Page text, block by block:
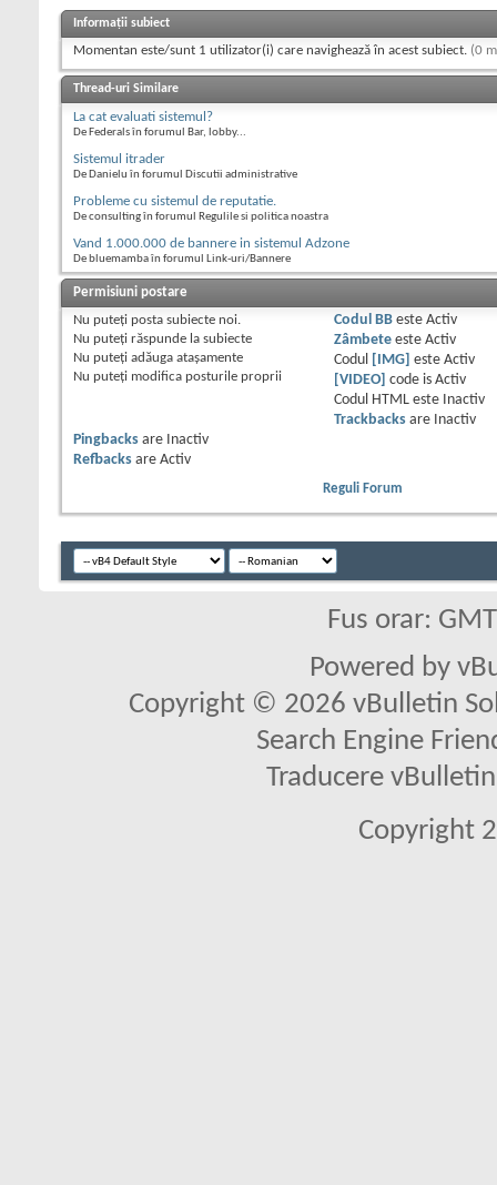
Informații subiect
Momentan este/sunt 1 utilizator(i) care navighează în acest subiect. (0
Thread-uri Similare
La cat evaluati sistemul?
De Federals în forumul Bar, lobby...
Sistemul itrader
De Danielu în forumul Discutii administrative
Probleme cu sistemul de reputatie.
De consulting în forumul Regulile si politica noastra
Vand 1.000.000 de bannere in sistemul Adzone
De bluemamba în forumul Link-uri/Bannere
Permisiuni postare
Nu puteţi posta subiecte noi.
Nu puteţi răspunde la subiecte
Nu puteţi adăuga ataşamente
Nu puteţi modifica posturile proprii
Codul BBeste Activ
Zâmbeteeste Activ
Codul
[IMG] este Activ
[VIDEO] code is Activ
Codul HTML este
Inactiv
Trackbacksare
Inactiv
Pingbacks are
Inactiv
Refbacks are Activ
Reguli Forum
Fus orar:
Powered by
Copyright © 2026 vBulletin
Search Engine
Traducere
Copyright